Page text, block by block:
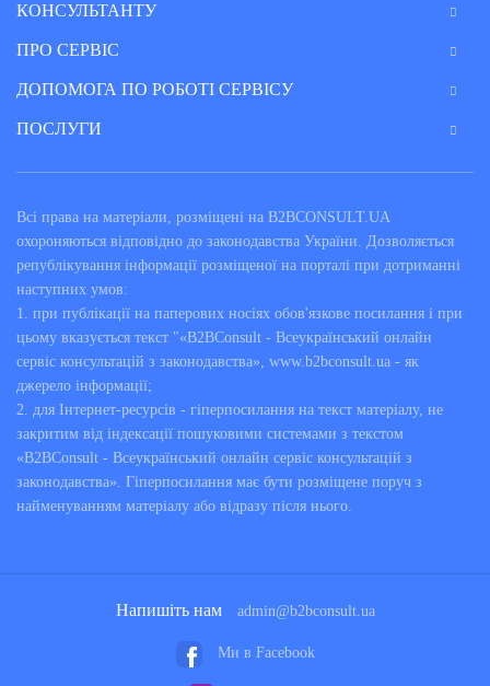
КОНСУЛЬТАНТУ
ПРО СЕРВІС
ДОПОМОГА ПО РОБОТІ СЕРВІСУ
ПОСЛУГИ
Всі права на матеріали, розміщені на B2BCONSULT.UA
охороняються відповідно до законодавства України. Дозволяється
републікування інформації розміщеної на порталі при дотриманні
наступних умов:
1. при публікації на паперових носіях обов'язкове посилання і при
цьому вказується текст "«B2BConsult - Всеукраїнський онлайн
сервіс консультацій з законодавства», www.b2bconsult.ua - як
джерело інформації;
2. для Інтернет-ресурсів - гіперпосилання на текст матеріалу, не
закритим від індексації пошуковими системами з текстом
«B2BConsult - Всеукраїнський онлайн сервіс консультацій з
законодавства». Гіперпосилання має бути розміщене поруч з
найменуванням матеріалу або відразу після нього.
Напишіть нам admin@b2bconsult.ua
Ми в Facebook